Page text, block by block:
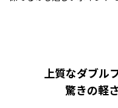
上質なダブル
驚きの軽